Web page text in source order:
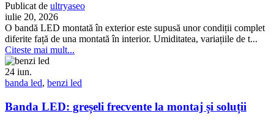
Publicat de ultryaseo
iulie 20, 2026
O bandă LED montată în exterior este supusă unor condiții complet
diferite față de una montată în interior. Umiditatea, variațiile de t...
Citeste mai mult...
24 iun.
banda led, benzi led
Banda LED: greșeli frecvente la montaj și soluții